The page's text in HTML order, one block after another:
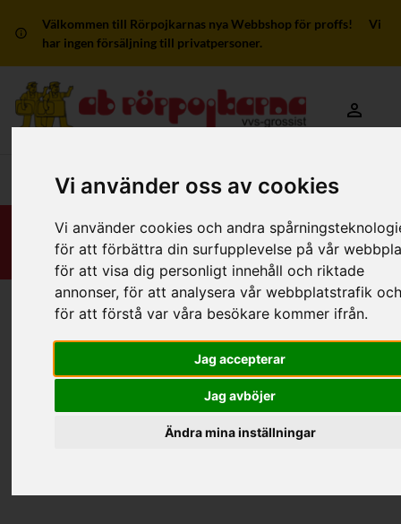
Vi använder oss av cookies
Vi använder cookies och andra
för att förbättra din surfupplevelse på vår
för att visa dig personligt innehåll och riktade
annonser, för att analysera vår webbplatstrafik
för att förstå var våra besökare kommer ifrån.
Jag accepterar
Jag avböjer
Ändra mina inställningar
Välkommen till Rörpojkarnas nya Webbshop för proffs! Vi
har ingen försäljning till privatpersoner.
Mitt
Huvudmeny
/ RSK-Kategorier / Rördelar & Kopplingar
/
Filter